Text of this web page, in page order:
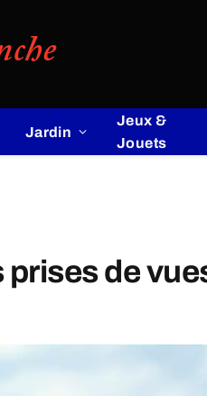
Jardin
Jeux &
Jouets
de